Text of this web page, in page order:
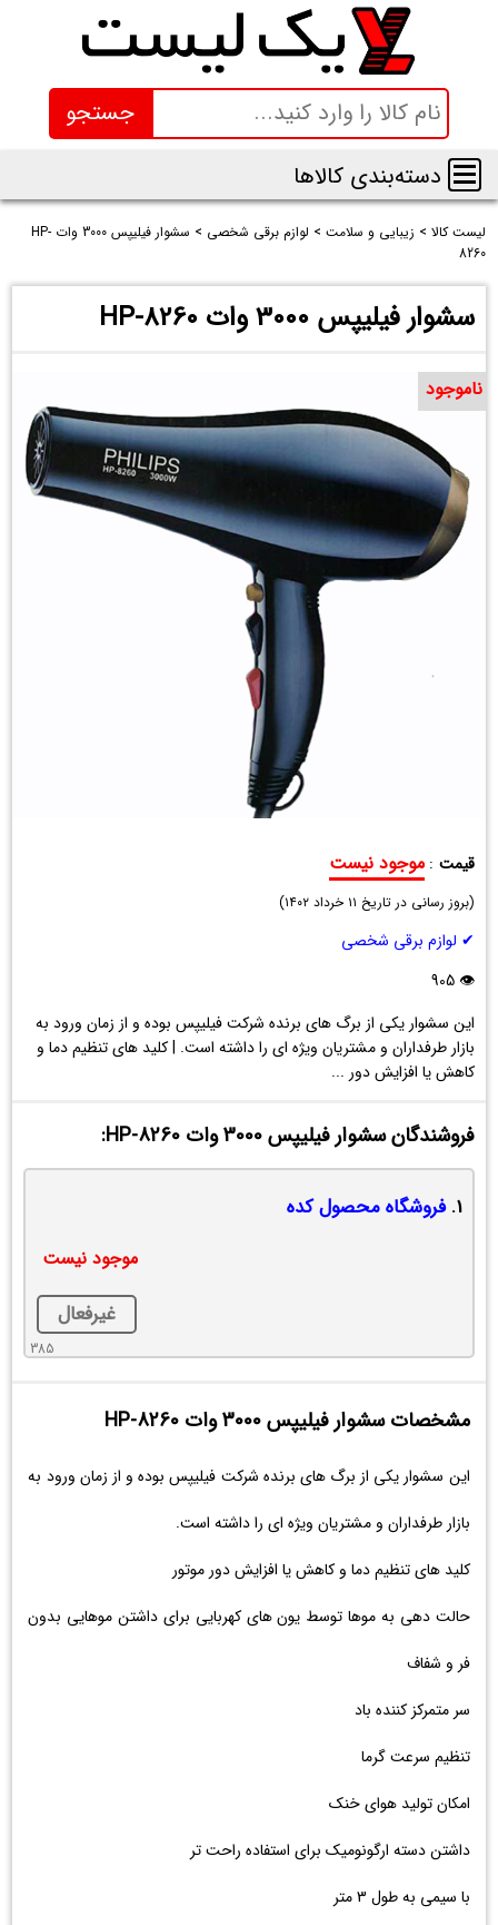
جستجو
دسته‌بندی کالاها
لیست کالا > زیبایی و سلامت > لوازم برقی شخصی >
سشوار فیلیپس 3000 وات HP-
8260
سشوار فیلیپس 3000 وات HP-8260
ناموجود
قیمت
سشوار
فیلیپس
3000
وات
HP-
: موجود نیست
(بروز رسانی در تاریخ ۱۱ خرداد ۱۴۰۲ )
✔ لوازم برقی شخصی
👁 905
این سشوار یکی از برگ های برنده شرکت فیلیپس بوده و از زمان ورود به
بازار طرفداران و مشتریان ویژه ای را داشته است. | کلید های تنظیم دما و
کاهش یا افزایش دور ...
فروشندگان سشوار فیلیپس 3000 وات HP-8260:
1. فروشگاه محصول کده
موجود نیست
غیرفعال
385
مشخصات سشوار فیلیپس 3000 وات HP-8260
این سشوار یکی از برگ های برنده شرکت فیلیپس بوده و از زمان ورود به
بازار طرفداران و مشتریان ویژه ای را داشته است.
کلید های تنظیم دما و کاهش یا افزایش دور موتور
حالت دهی به موها توسط یون های کهربایی برای داشتن موهایی بدون
فر و شفاف
سر متمرکز کننده باد
تنظیم سرعت گرما
امکان تولید هوای خنک
داشتن دسته ارگونومیک برای استفاده راحت تر
با سیمی به طول 3 متر